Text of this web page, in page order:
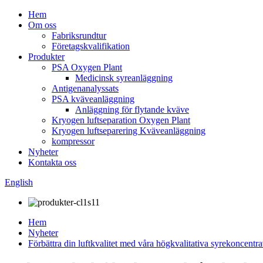
Hem
Om oss
Fabriksrundtur
Företagskvalifikation
Produkter
PSA Oxygen Plant
Medicinsk syreanläggning
Antigenanalyssats
PSA kväveanläggning
Anläggning för flytande kväve
Kryogen luftseparation Oxygen Plant
Kryogen luftseparering Kväveanläggning
kompressor
Nyheter
Kontakta oss
English
Hem
Nyheter
Förbättra din luftkvalitet med våra högkvalitativa